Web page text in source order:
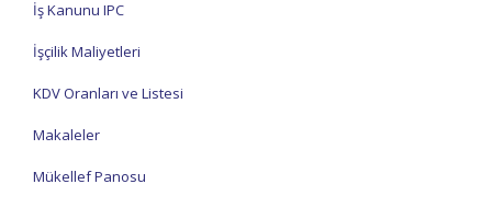
İş Kanunu IPC
İşçilik Maliyetleri
KDV Oranları ve Listesi
Makaleler
Mükellef Panosu